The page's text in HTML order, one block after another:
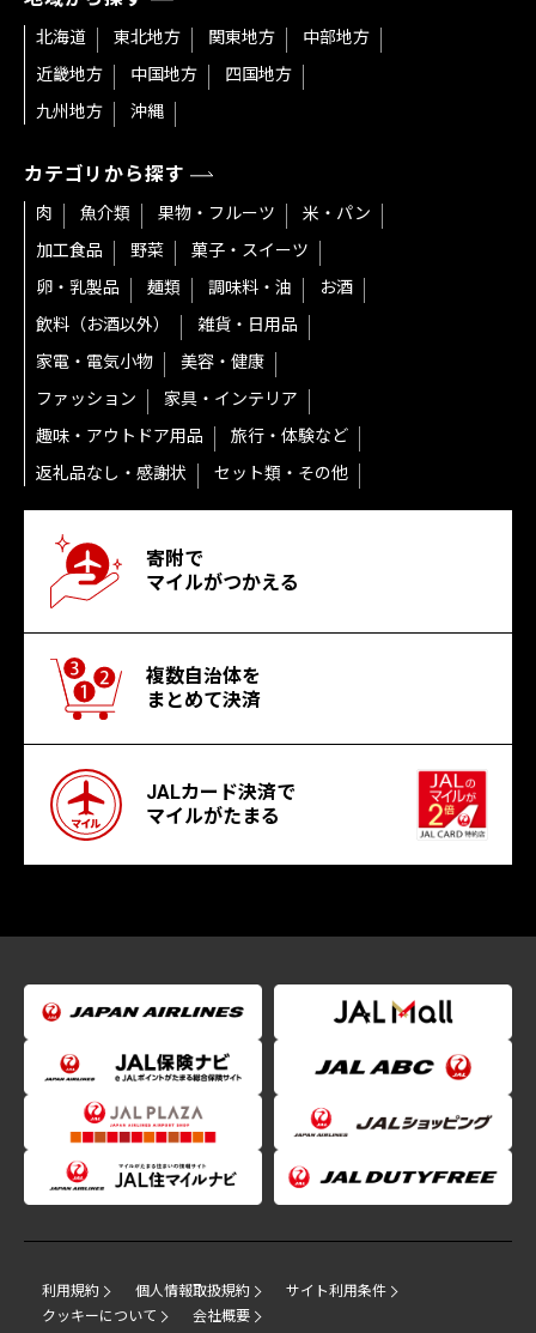
北海道 東北地方 関東地方
中部地方
近畿地方
中国地方
四国地方
九州地方
沖縄
カテゴリから探す
肉 魚介類 果物・フルーツ
米・パン
加工食品
野菜
菓子・スイーツ
卵・乳製品
麺類 調味料・油
お酒
飲料（お酒以外）
雑貨・日用品
家電・電気小物
美容・健康
ファッション
家具・インテリア
趣味・アウトドア用品
旅行・体験など
返礼品なし・感謝状
セット類・その他
寄附で
マイルがつかえる
複数自治体を
まとめて決済
JALカード決済で
マイルがたまる
利用規約 個人情報取扱規約
サイト利用条件
クッキーについて
会社概要